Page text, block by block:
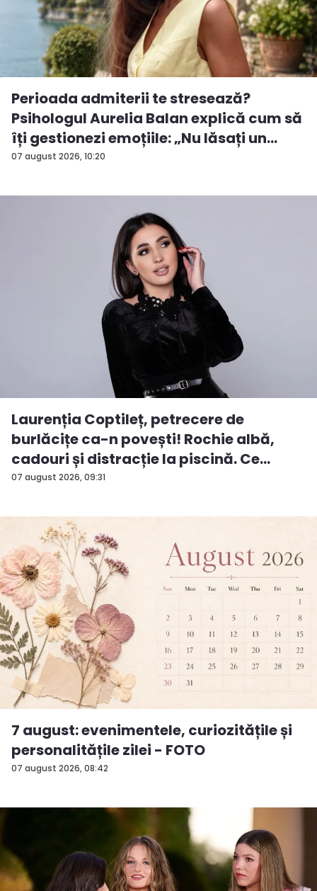
07 august 2026, 10:20
Perioada admiterii te stresează?
Psihologul Aurelia Balan explică cum să
îți gestionezi emoțiile: „Nu lăsați un
rezu...
07 august 2026, 09:31
Laurenția Coptileț, petrecere de
burlăcițe ca-n povești! Rochie albă,
cadouri și distracție la piscină. Ce
surp...
07 august 2026, 08:42
7 august: evenimentele, curiozitățile și
personalitățile zilei - FOTO